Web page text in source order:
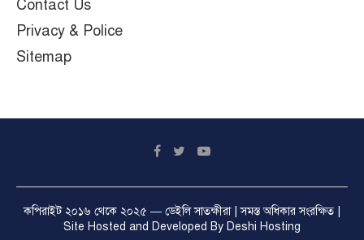
Contact Us
Privacy & Police
Sitemap
কপিরাইট ২০১৬ থেকে ২০২৫ — ডেইলি সাতক্ষীরা| সমস্ত অধিকার সংরক্ষিত |
Site Hosted and Developed By Deshi Hosting